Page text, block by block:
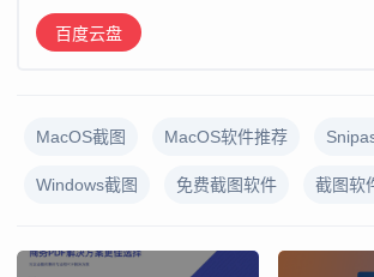
百度云盘
MacOS截图 MacOS软件推荐
Windows截图 免费截图软件 截图软